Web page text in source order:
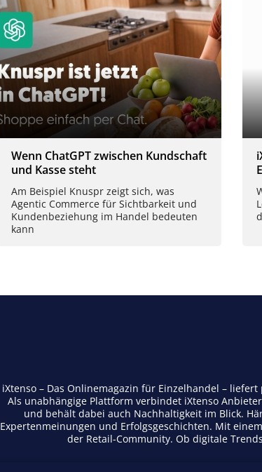
Wenn ChatGPT zwischen Kundschaft
und Kasse steht
Am Beispiel Knuspr zeigt sich, was
Agentic Commerce für Sichtbarkeit und
Kundenbeziehung im Handel bedeuten
kann
iXtenso – Das Onlinemagazin für Einzelhandel –
Als unabhängige Plattform verbindet iXtenso
und behält dabei auch Nachhaltigkeit im Blick.
Expertenmeinungen und Erfolgsgeschichten. Mit
der Retail-Community. Ob digitale